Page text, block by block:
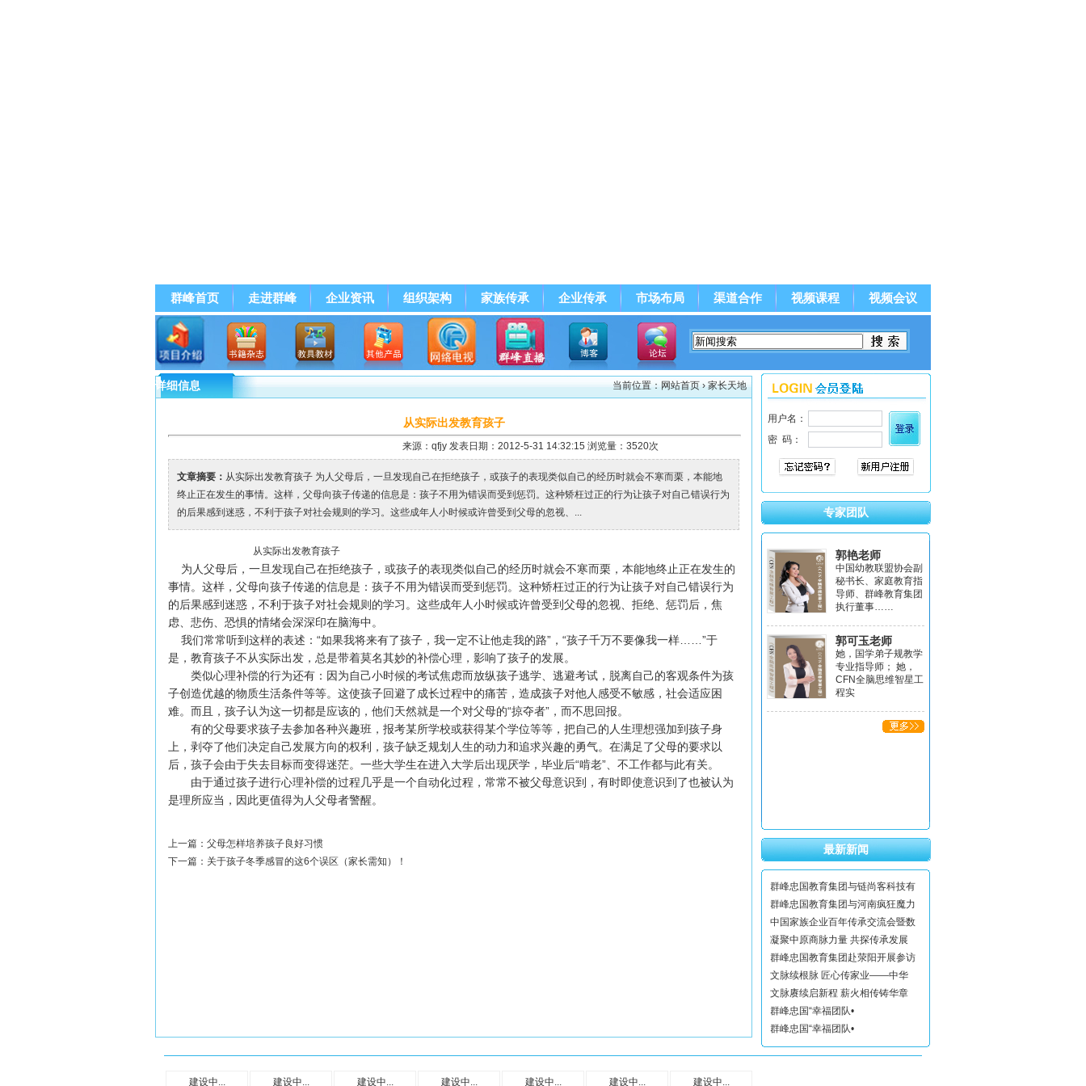
群峰首页 走进群峰 企业资讯 组织架构 家族传承 企业传承 市场布局 渠道合作 视频课程 视频会议
群峰直播
当前位置：网站首页› 家长天地
详细信息
从实际出发教育孩子
来源：qfjy 发表日期：2012-5-31 14:32:15 浏览量：3520次
文章摘要： 从实际出发教育孩子 为人父母后，一旦发现自己在拒绝孩子，或孩子的表现类似自己的经历时就会不寒而栗，本能地
终止正在发生的事情。这样，父母向孩子传递的信息是：孩子不用为错误而受到惩罚。这种矫枉过正的行为让孩子对自己错误行为
的后果感到迷惑，不利于孩子对社会规则的学习。这些成年人小时候或许曾受到父母的忽视、...
从实际出发教育孩子
为人父母后，一旦发现自己在拒绝孩子，或孩子的表现类似自己的经历时就会不寒而栗，本能地终止正在发生的
事情。这样，父母向孩子传递的信息是：孩子不用为错误而受到惩罚。这种矫枉过正的行为让孩子对自己错误行为
的后果感到迷惑，不利于孩子对社会规则的学习。这些成年人小时候或许曾受到父母的忽视、拒绝、惩罚后，焦
虑、悲伤、恐惧的情绪会深深印在脑海中。
我们常常听到这样的表述：“如果我将来有了孩子，我一定不让他走我的路”，“孩子千万不要像我一样……”于
是，教育孩子不从实际出发，总是带着莫名其妙的补偿心理，影响了孩子的发展。
类似心理补偿的行为还有：因为自己小时候的考试焦虑而放纵孩子逃学、逃避考试，脱离自己的客观条件为孩
子创造优越的物质生活条件等等。这使孩子回避了成长过程中的痛苦，造成孩子对他人感受不敏感，社会适应困
难。而且，孩子认为这一切都是应该的，他们天然就是一个对父母的“掠夺者”，而不思回报。
有的父母要求孩子去参加各种兴趣班，报考某所学校或获得某个学位等等，把自己的人生理想强加到孩子身
上，剥夺了他们决定自己发展方向的权利，孩子缺乏规划人生的动力和追求兴趣的勇气。在满足了父母的要求以
后，孩子会由于失去目标而变得迷茫。一些大学生在进入大学后出现厌学，毕业后“啃老”、不工作都与此有关。
由于通过孩子进行心理补偿的过程几乎是一个自动化过程，常常不被父母意识到，有时即使意识到了也被认为
是理所应当，因此更值得为人父母者警醒。
上一篇： 父母怎样培养孩子良好习惯
下一篇： 关于孩子冬季感冒的这6个误区（家长需知）！
专家团队
郭艳老师
中国幼教联盟协会副
秘书长、家庭教育指
导师、群峰教育集团
执行董事……
郭可玉老师
她，国学弟子规教学
专业指导师； 她，
CFN全脑思维智星工
程实
最新新闻
群峰忠国教育集团与链尚客科技有
群峰忠国教育集团与河南疯狂魔力
中国家族企业百年传承交流会暨数
凝聚中原商脉力量 共探传承发展
群峰忠国教育集团赴荥阳开展参访
文脉续根脉 匠心传家业——中华
文脉赓续启新程 薪火相传铸华章
群峰忠国“幸福团队•
群峰忠国“幸福团队•
建设中... 建设中... 建设中... 建设中... 建设中... 建设中... 建设中...